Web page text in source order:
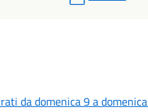
da domenica 9 a